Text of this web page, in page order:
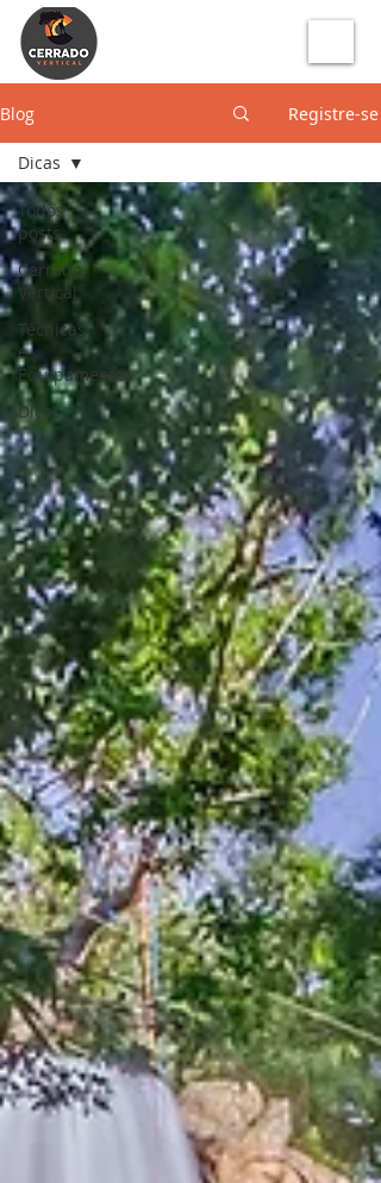
Blog Registre-se
Todos
posts
Cerrado
Vertical
Técnicas
e
Equipamentos
Dicas
Dicas